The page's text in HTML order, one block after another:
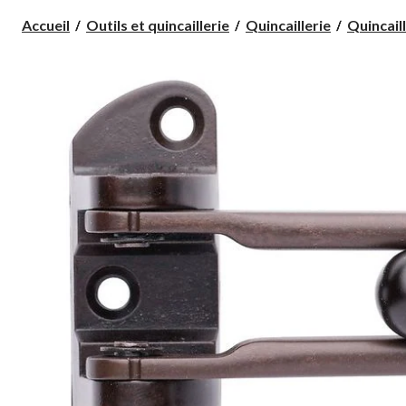
Accueil Outils et quincaillerie Quincaillerie